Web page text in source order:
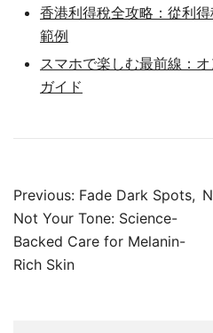
香港利得稅全攻略：從利
範例
スマホで楽しむ最前線：
ガイド
Post
navigation
Previous: Fade Dark Spots,
Not Your Tone: Science-
Backed Care for Melanin-
Rich Skin